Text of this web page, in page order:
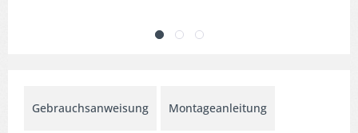
Gebrauchsanweisung Montageanleitung